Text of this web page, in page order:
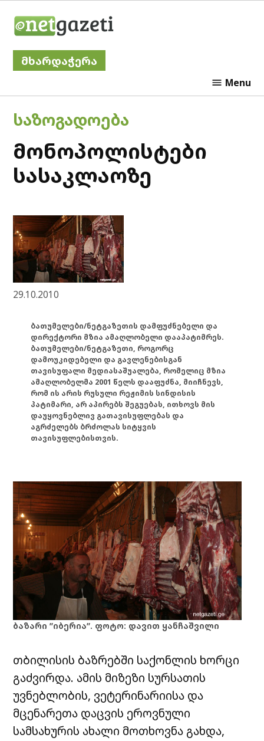
მხარდაჭერა
Menu
POSTED
IN
ᲡᲐᲖᲝᲒᲐᲓᲝᲔᲑᲐ
მონოპოლისტები
სასაკლაოზე
29.10.2010
ბათუმელები/ნეტგაზეთის დამფუძნებელი და
დირექტორი მზია ამაღლობელი დააპატიმრეს.
ბათუმელები/ნეტგაზეთი, როგორც
დამოუკიდებელი და გავლენებისგან
თავისუფალი მედიასაშუალება, რომელიც მზია
ამაღლობელმა 2001 წელს დააფუძნა, მიიჩნევს,
რომ ის არის რუსული რეჟიმის სინდისის
პატიმარი, არ აპირებს შეგუებას, ითხოვს მის
დაუყოვნებლივ გათავისუფლებას და
აგრძელებს ბრძოლას სიტყვის
თავისუფლებისთვის.
ბაზარი ”იბერია”. ფოტო: დავით ყანჩაშვილი
თბილისის ბაზრებში საქონლის ხორცი
გაძვირდა. ამის მიზეზი სურსათის
უვნებლობის, ვეტერინარიისა და
მცენარეთა დაცვის ეროვნული
სამსახურის ახალი მოთხოვნა გახდა,